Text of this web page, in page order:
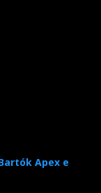
Apex e